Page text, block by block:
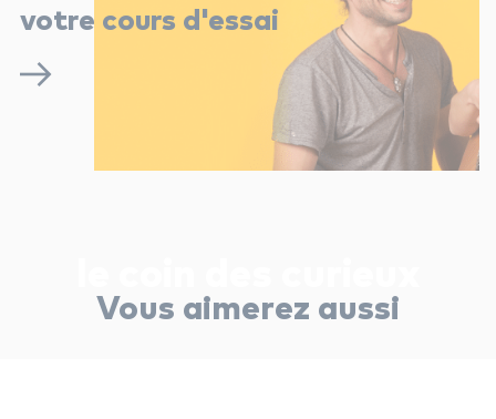
votre cours d'essai
Vous aimerez aussi